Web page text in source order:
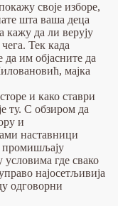
своје изборе,
шта ваша деца
кажу да ли верују
Тек када
им објасните да
мајка
и како ставри
ту. С обзиром да
и
наставници
промишљају
условима где свако
најосетљивија
одговорни